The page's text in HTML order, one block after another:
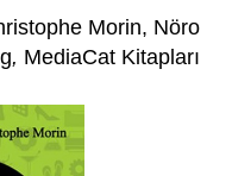
Morin, Nöro
, MediaCat Kitapları